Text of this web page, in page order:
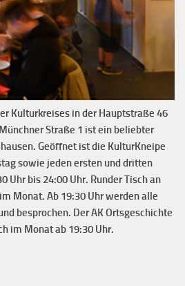
Kulturkreises in der Hauptstraße 46
Straße 1 ist ein beliebter
Geöffnet ist die KulturKneipe
sowie jeden ersten und dritten
Uhr bis 24:00 Uhr. Runder Tisch an
Monat. Ab 19:30 Uhr werden alle
besprochen. Der AK Ortsgeschichte
im Monat ab 19:30 Uhr.